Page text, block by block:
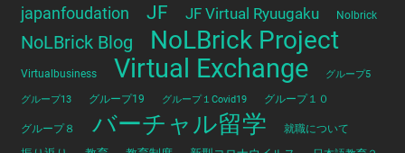
japanfoudation JF JF Virtual Ryuugaku Nolbrick
NoLBrick Blog NoLBrick Project
Virtualbusiness Virtual Exchange
グループ5
グループ13
グループ19 グループ１Covid19 グループ１０
グループ８ バーチャル留学 就職について